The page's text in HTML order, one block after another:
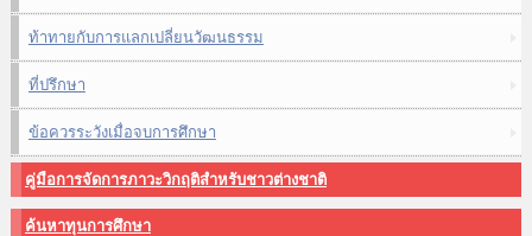
ท้าทายกับการแลกเปลี่ยนวัฒนธรรม
ที่ปรึกษา
ข้อควรระวังเมื่อจบการศึกษา
คู่มือการจัดการภาวะวิกฤติสำหรับชาวต่างชาติ
ค้นหาทุนการศึกษา